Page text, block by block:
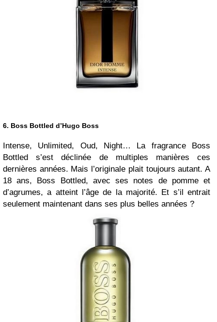
6. Boss Bottled d’Hugo Boss
Intense, Unlimited, Oud, Night… La fragrance Boss
Bottled s’est déclinée de multiples manières ces
dernières années. Mais l’originale plait toujours autant. A
18 ans, Boss Bottled, avec ses notes de pomme et
d’agrumes, a atteint l’âge de la majorité. Et s’il entrait
seulement maintenant dans ses plus belles années ?